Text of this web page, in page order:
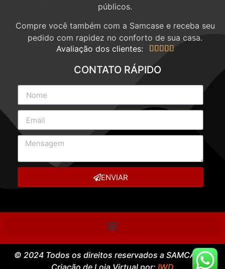
públicos.
Compre você também com a Samcase e receba seu
pedido com rapidez no conforto de sua casa.
Avaliação dos clientes:
    
CONTATO RÁPIDO
ENVIAR
© 2024 Todos os direitos reservados a SAMCASE –